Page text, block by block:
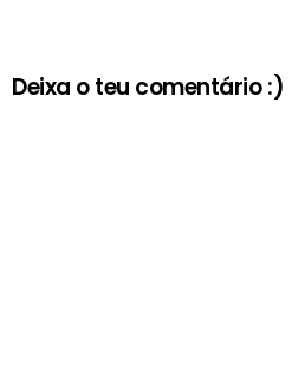
Deixa o teu comentário :)